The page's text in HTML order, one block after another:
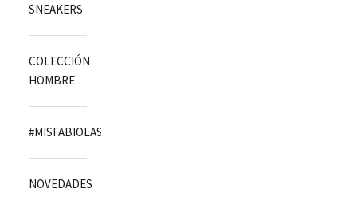
SNEAKERS
COLECCIÓN
HOMBRE
#MISFABIOLAS
NOVEDADES